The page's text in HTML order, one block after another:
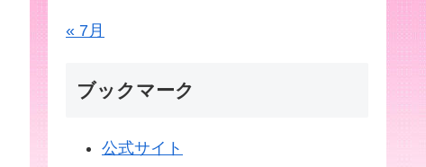
« 7月
ブックマーク
公式サイト